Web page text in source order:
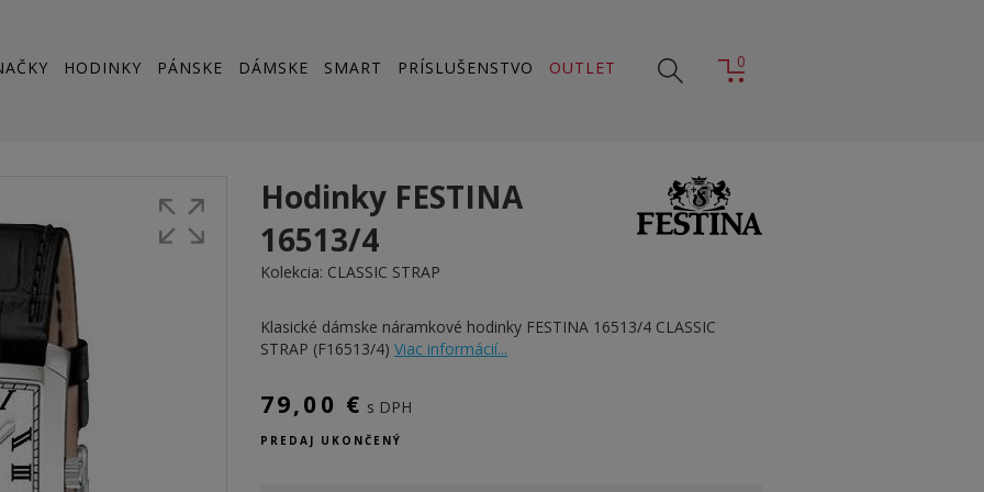
HODINKY PÁNSKE DÁMSKE SMART PRÍSLUŠENSTVO OUTLET 0
Hodinky FESTINA
16513/4
Kolekcia: CLASSIC STRAP
Klasické dámske náramkové hodinky FESTINA 16513/4 CLASSIC
STRAP (F16513/4) Viac informácií...
79,00 € s DPH
PREDAJ UKONČENÝ